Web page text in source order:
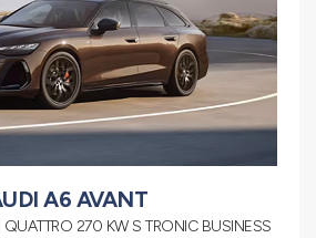
A6 AVANT
270 KW S TRONIC BUSINESS